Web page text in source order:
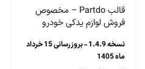
قالب Partdo – مخصوص
فروش لوازم یدکی خودرو
نسخه 1.4.9 - بروزرسانی 15 خرداد
ماه 1405